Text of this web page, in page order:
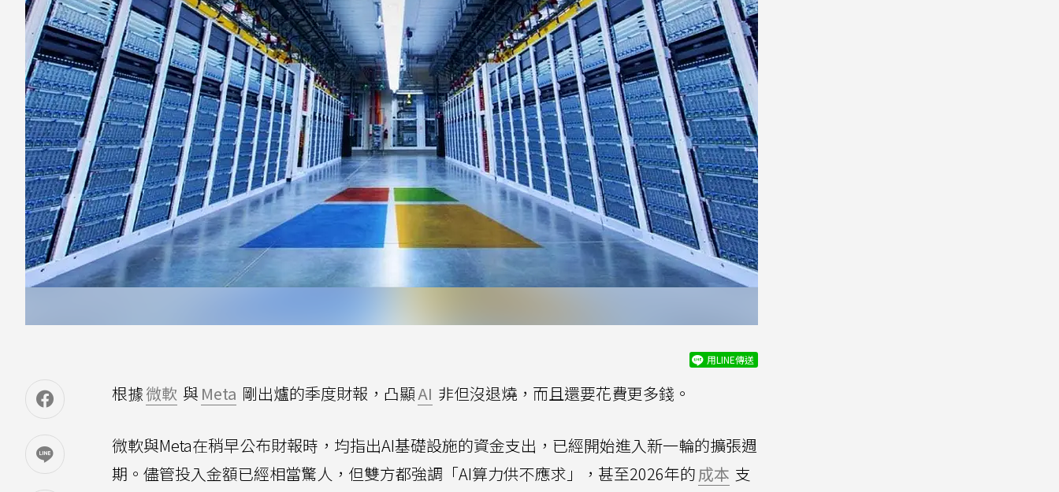
用LINE傳送
根據微軟 與 Meta 剛出爐的季度財報，凸顯AI 非但沒退燒，而且還要花費更多錢。
微軟與Meta在稍早公布財報時，均指出AI基礎設施的資金支出，已經開始進入新一輪的擴張週
期。儘管投入金額已經相當驚人，但雙方都強調「AI算力供不應求」，甚至2026年的成本 支